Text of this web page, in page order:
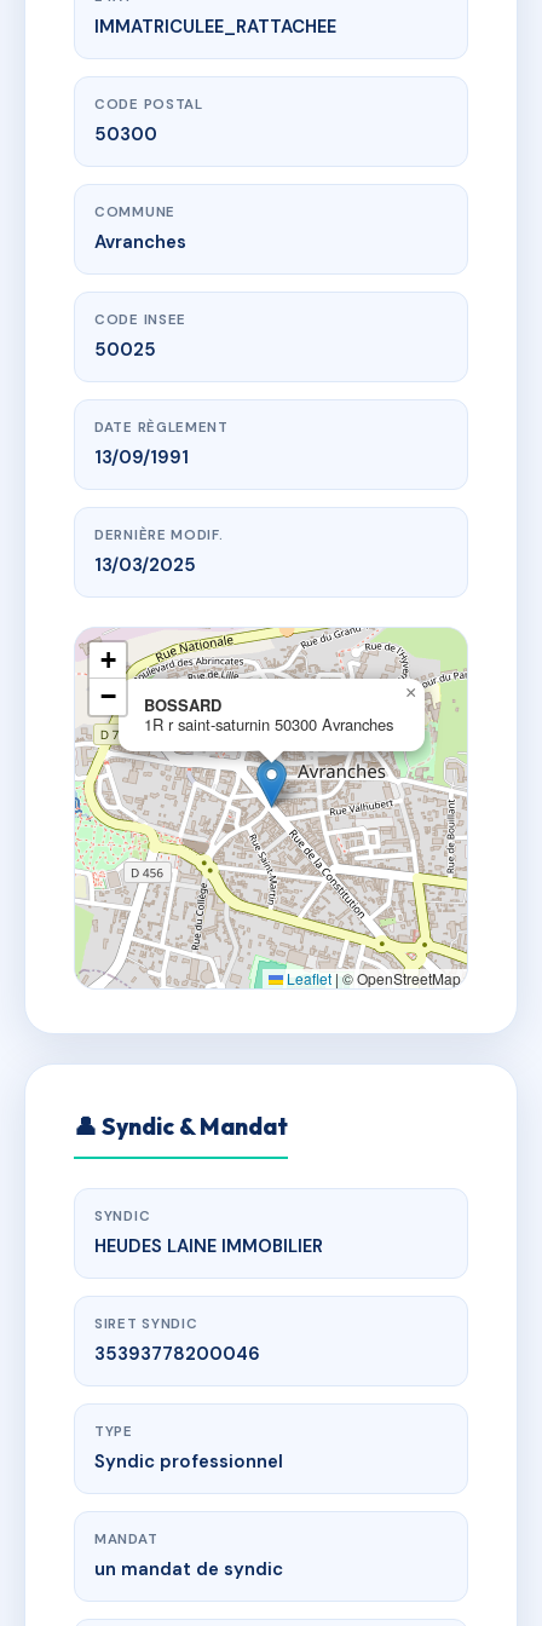
www.vme.plus/AC6744650
BOSSARD
1R r saint-saturnin
IMMATRICULEE_RATTACHEE
CODE POSTAL
50300
COMMUNE
Avranches
CODE INSEE
50025
DATE RÈGLEMENT
13/09/1991
DERNIÈRE MODIF.
13/03/2025
BOSSARD
1R r saint-saturnin 50300 Avranches
×
+
−
Leaflet | © OpenStreetMap
👤 Syndic & Mandat
SYNDIC
HEUDES LAINE IMMOBILIER
SIRET SYNDIC
35393778200046
TYPE
Syndic professionnel
MANDAT
un mandat de syndic